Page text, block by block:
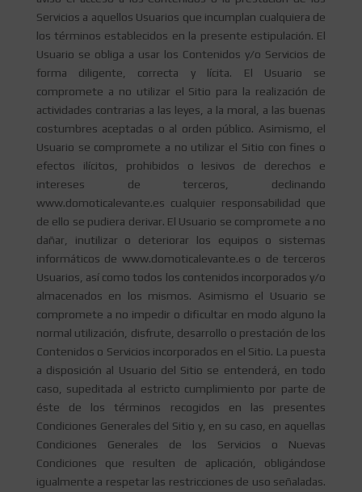
Servicios a aquellos Usuarios que incumplan cualquiera de
los términos establecidos en la presente estipulación. El
Usuario se obliga a usar los Contenidos y/o Servicios de
forma diligente, correcta y lícita. El Usuario se
compromete a no utilizar el Sitio para la realización de
actividades contrarias a las leyes, a la moral, a las buenas
costumbres aceptadas o al orden público. Asimismo, el
Usuario se compromete a no utilizar el Sitio con fines o
efectos ilícitos, prohibidos o lesivos de derechos e
intereses de terceros, declinando
www.domoticalevante.es cualquier responsabilidad que
de ello se pudiera derivar. El Usuario se compromete a no
dañar, inutilizar o deteriorar los equipos o sistemas
informáticos de www.domoticalevante.es o de terceros
Usuarios, así como todos los contenidos incorporados y/o
almacenados en los mismos. Asimismo el Usuario se
compromete a no impedir o dificultar en modo alguno la
normal utilización, disfrute, desarrollo o prestación de los
Contenidos o Servicios incorporados en el Sitio. La puesta
a disposición al Usuario del Sitio se entenderá, en todo
caso, supeditada al estricto cumplimiento por parte de
éste de los términos recogidos en las presentes
Condiciones Generales del Sitio y, en su caso, en aquellas
Condiciones Generales de los Servicios o Nuevas
Condiciones que resulten de aplicación, obligándose
igualmente a respetar las restricciones de uso señaladas.